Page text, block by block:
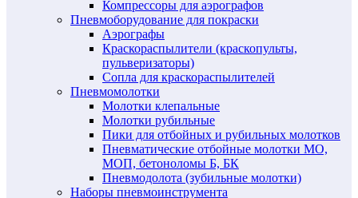
Компрессоры для аэрографов
Пневмоборудование для покраски
Аэрографы
Краскораспылители (краскопульты,
пульверизаторы)
Сопла для краскораспылителей
Пневмомолотки
Молотки клепальные
Молотки рубильные
Пики для отбойных и рубильных молотков
Пневматические отбойные молотки МО,
МОП, бетоноломы Б, БК
Пневмодолота (зубильные молотки)
Наборы пневмоинструмента